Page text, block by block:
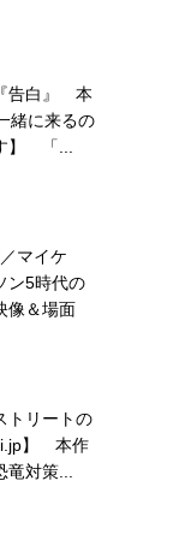
告白』 本
緒に来るの
】 「...
マイケ
5時代の
像＆場面
トリートの
】 本作
竜対策...